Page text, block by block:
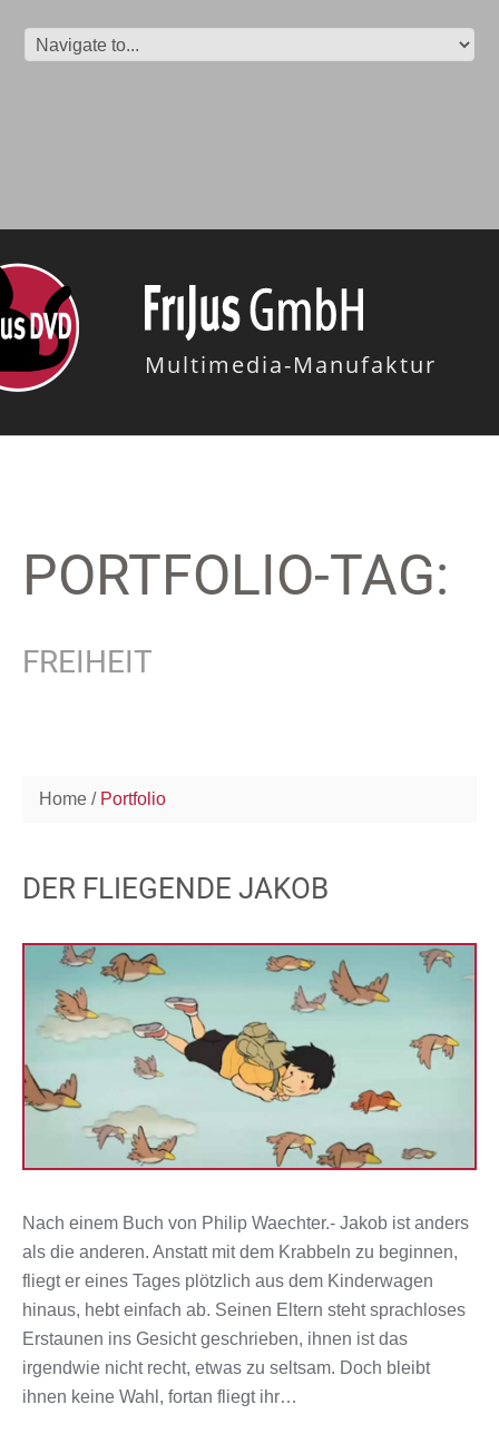
Multimedia-Manufaktur
PORTFOLIO-TAG:
FREIHEIT
Home Portfolio
DER FLIEGENDE JAKOB
Nach einem Buch von Philip Waechter.- Jakob ist anders
als die anderen. Anstatt mit dem Krabbeln zu beginnen,
fliegt er eines Tages plötzlich aus dem Kinderwagen
hinaus, hebt einfach ab. Seinen Eltern steht sprachloses
Erstaunen ins Gesicht geschrieben, ihnen ist das
irgendwie nicht recht, etwas zu seltsam. Doch bleibt
ihnen keine Wahl, fortan fliegt ihr…